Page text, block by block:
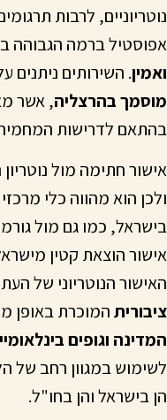
נוטריוניים, לרבות
אפוסטיל ברמה הגבוהה
ואמין. השירותים ניתנים
מוסמך בהרצליה, אשר
בהתאם לדרישות
אישור חתימה מול
ולכן הוא מהווה כלי
בישראל, כמו גם מול
אישור הוצאת קטין
האישור הנוטריוני של
ציבוריתהמוכרת באופן
המדינה וגופים
לשימוש במגוון רחב של
הן בישראל והן בחו"ל.